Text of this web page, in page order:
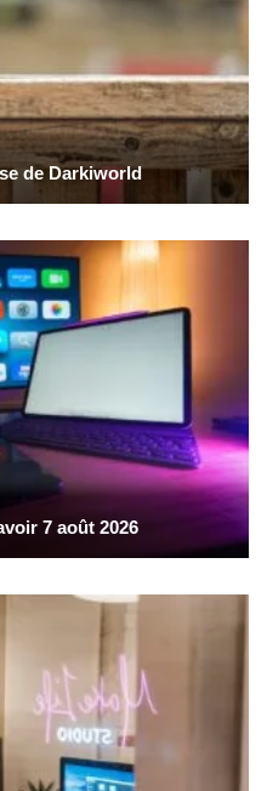
de Darkiworld
7 août 2026